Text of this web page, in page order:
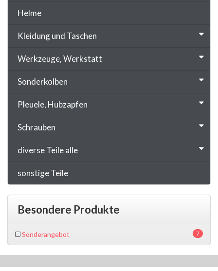
Helme
Kleidung und Taschen
Werkzeuge, Werkstatt
Sonderkolben
Pleuele, Hubzapfen
Schrauben
diverse Teile alle
sonstige Teile
Besondere Produkte
7
Sonderangebot